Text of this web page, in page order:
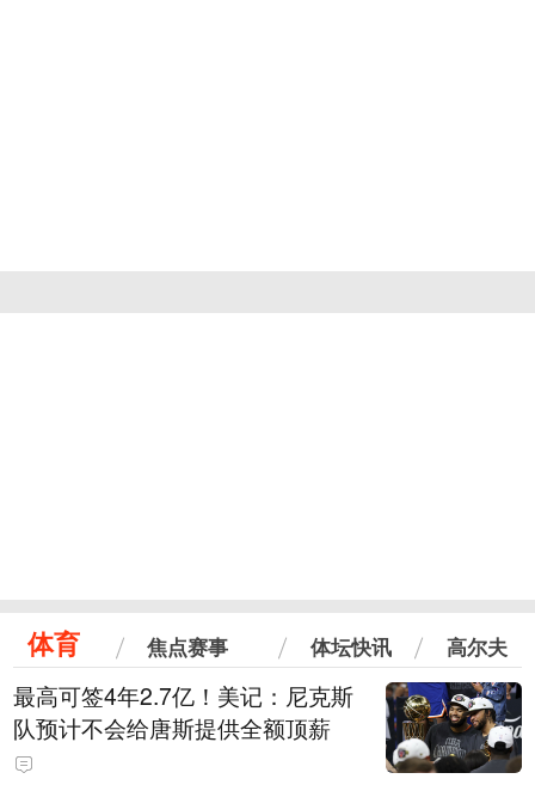
体育 焦点赛事 体坛快讯 高尔夫
最高可签4年2.7亿！美记：尼克斯
队预计不会给唐斯提供全额顶薪